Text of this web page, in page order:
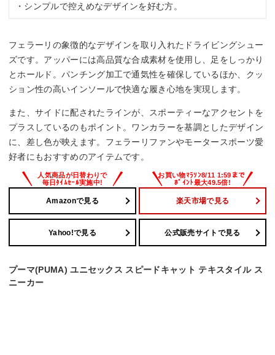
・シンプルで控えめなデザインを好む方。
フェラーリの象徴的なデザインを取り入れたドライビングシュー
ズです。アッパーには高品質な合成素材を使用し、足をしっかり
とホールド。パンチング加工で通気性を確保しているほか、クッ
ション性の高いインソールで快適な履き心地を実現します。
また、サイドに配されたラインが、スポーティーなアクセントを
プラスしているのもポイント。ワンカラーを基調としたデザイン
に、差し色が映えます。フェラーリファンやモータースポーツ愛
好者にもおすすめのアイテムです。
Amazonで見る 楽天市場で見る
Yahoo!で見る 公式販売サイトで見る
プーマ(PUMA) ユニセックス スピードキャット テキスタイル ス
ニーカー